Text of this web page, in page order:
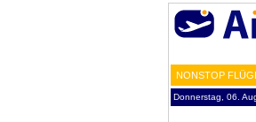
NONSTOP
Donnerstag, 06.